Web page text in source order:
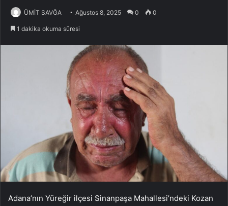
ÜMİT SAVĞA Ağustos 8, 2025 0 0
1 dakika okuma süresi
Adana’nın Yüreğir ilçesi Sinanpaşa Mahallesi’ndeki Kozan